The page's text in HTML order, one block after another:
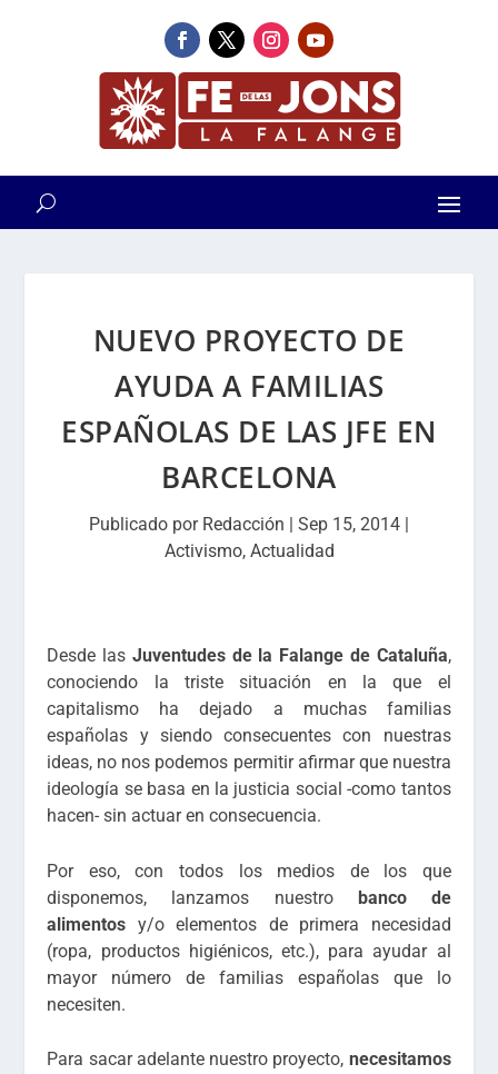
NUEVO PROYECTO DE
AYUDA A FAMILIAS
ESPAÑOLAS DE LAS JFE EN
BARCELONA
Publicado por Redacción | Sep 15, 2014 |
Activismo, Actualidad
Desde las Juventudes de la Falange de Cataluña,
conociendo la triste situación en la que el
capitalismo ha dejado a muchas familias
españolas y siendo consecuentes con nuestras
ideas, no nos podemos permitir afirmar que nuestra
ideología se basa en la justicia social -como tantos
hacen- sin actuar en consecuencia.
Por eso, con todos los medios de los que
disponemos, lanzamos nuestro banco de
alimentos y/o elementos de primera necesidad
(ropa, productos higiénicos, etc.), para ayudar al
mayor número de familias españolas que lo
necesiten.
Para sacar adelante nuestro proyecto, necesitamos